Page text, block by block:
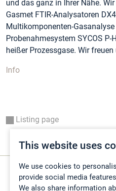
This website uses
We use cookies to
provide social media
We also share information
und das ganz in Ihrer Nähe.
Gasmet FTIR-Analysatoren
Multikomponenten-Gasanalyse
Probenahmesystem SYCOS
heißer Prozessgase. Wir
Info
Listing page